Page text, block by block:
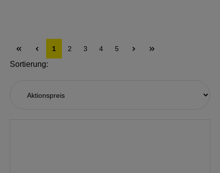
1 2 3 4 5
Sortierung: